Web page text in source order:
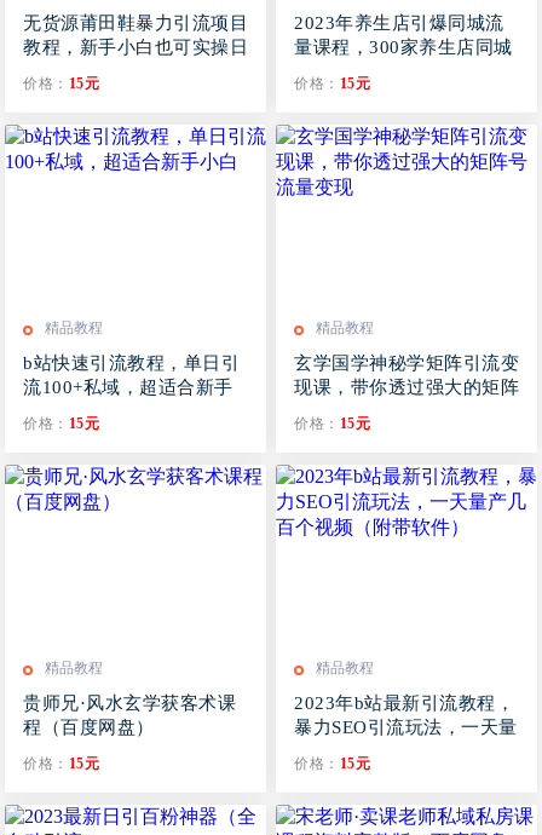
无货源莆田鞋暴力引流项目
教程，新手小白也可实操日
价格： 15元
2023年养生店引爆同城流
量课程，300家养生店同城
价格： 15元
精品教程
b站快速引流教程，单日引
流100+私域，超适合新手
价格： 15元
精品教程
玄学国学神秘学矩阵引流变
现课，带你透过强大的矩阵
价格： 15元
精品教程
贵师兄·风水玄学获客术课
程（百度网盘）
价格： 15元
精品教程
2023年b站最新引流教程，
暴力SEO引流玩法，一天量
价格： 15元